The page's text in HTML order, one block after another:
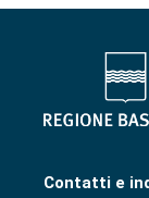
Contatti e